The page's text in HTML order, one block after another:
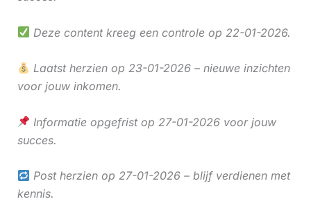
Deze content kreeg een controle op 22-01-2026.
Laatst herzien op 23-01-2026 – nieuwe inzichten
voor jouw inkomen.
Informatie opgefrist op 27-01-2026 voor jouw
succes.
Post herzien op 27-01-2026 – blijf verdienen met
kennis.